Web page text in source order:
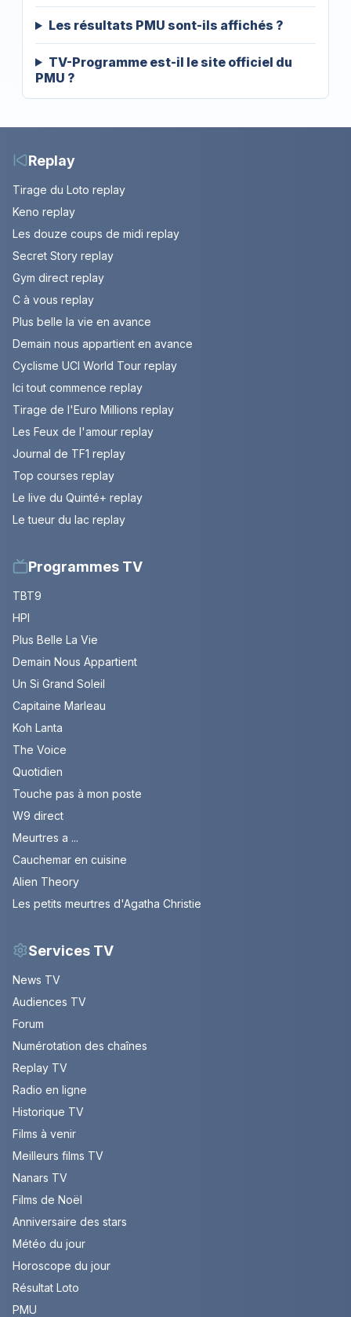
Les résultats PMU sont-ils affichés ?
TV-Programme est-il le site officiel du
PMU ?
Replay
Tirage du Loto replay
Keno replay
Les douze coups de midi replay
Secret Story replay
Gym direct replay
C à vous replay
Plus belle la vie en avance
Demain nous appartient en avance
Cyclisme UCI World Tour replay
Ici tout commence replay
Tirage de l'Euro Millions replay
Les Feux de l'amour replay
Journal de TF1 replay
Top courses replay
Le live du Quinté+ replay
Le tueur du lac replay
Programmes TV
TBT9
HPI
Plus Belle La Vie
Demain Nous Appartient
Un Si Grand Soleil
Capitaine Marleau
Koh Lanta
The Voice
Quotidien
Touche pas à mon poste
W9 direct
Meurtres a ...
Cauchemar en cuisine
Alien Theory
Les petits meurtres d'Agatha Christie
Services TV
News TV
Audiences TV
Forum
Numérotation des chaînes
Replay TV
Radio en ligne
Historique TV
Films à venir
Meilleurs films TV
Nanars TV
Films de Noël
Anniversaire des stars
Météo du jour
Horoscope du jour
Résultat Loto
PMU